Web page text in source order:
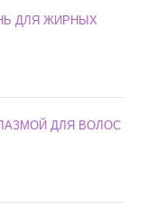
ДЛЯ ЖИРНЫХ
ДЛЯ ВОЛОС